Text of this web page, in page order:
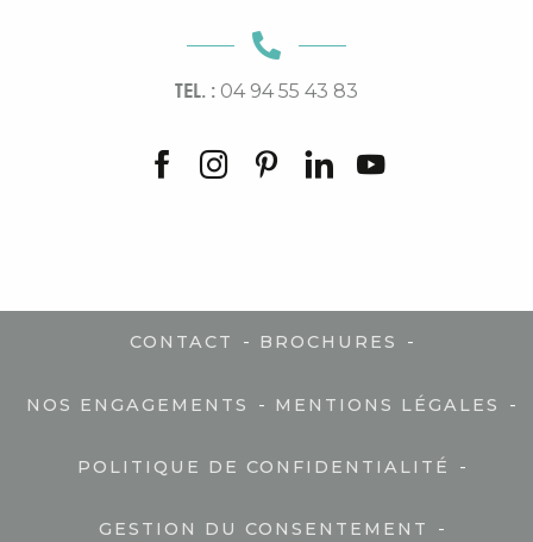
TEL. : 04 94 55 43 83
CONTACT - BROCHURES -
NOS ENGAGEMENTS - MENTIONS LÉGALES -
POLITIQUE DE CONFIDENTIALITÉ -
GESTION DU CONSENTEMENT -